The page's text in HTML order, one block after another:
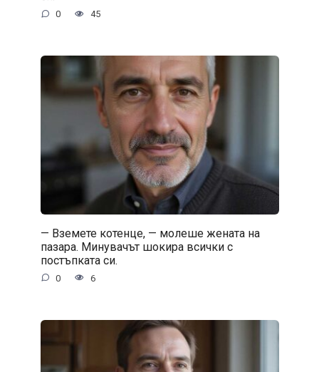
0 45
— Вземете котенце, — молеше жената на
пазара. Минувачът шокира всички с
постъпката си.
0 6